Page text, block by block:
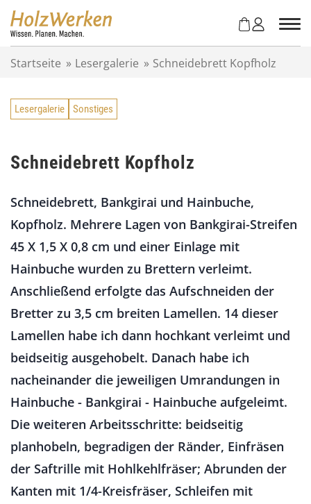
Startseite » Lesergalerie » Schneidebrett Kopfholz
Lesergalerie Sonstiges
Schneidebrett Kopfholz
Schneidebrett, Bankgirai und Hainbuche,
Kopfholz. Mehrere Lagen von Bankgirai-Streifen
45 X 1,5 X 0,8 cm und einer Einlage mit
Hainbuche wurden zu Brettern verleimt.
Anschließend erfolgte das Aufschneiden der
Bretter zu 3,5 cm breiten Lamellen. 14 dieser
Lamellen habe ich dann hochkant verleimt und
beidseitig ausgehobelt. Danach habe ich
nacheinander die jeweiligen Umrandungen in
Hainbuche - Bankgirai - Hainbuche aufgeleimt.
Die weiteren Arbeitsschritte: beidseitig
planhobeln, begradigen der Ränder, Einfräsen
der Saftrille mit Hohlkehlfräser; Abrunden der
Kanten mit 1/4-Kreisfräser, Schleifen mit